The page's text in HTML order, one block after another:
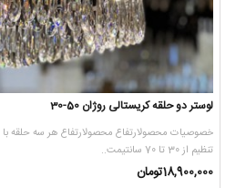
لوستر دو حلقه کریستالی روژان 50-30
خصوصیات محصولارتفاع محصولارتفاع هر سه حلقه با
تنظیم از 30 تا 70 سانتیمت..
18,900,000تومان